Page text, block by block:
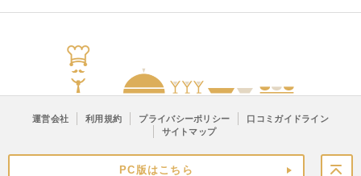
運営会社 利用規約 プライバシーポリシー
口コミガイドライン
サイトマップ
PC版はこちら